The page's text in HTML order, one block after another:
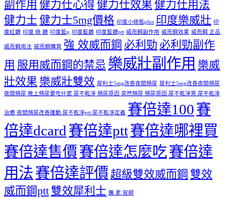
副作用 健力仕心得 健力仕效果 健力仕用法
健力士 健力士5mg價格 印度小綠瓶plus 印度樂威壯 印
度紅鑽 印度 綠 鑽 印度藍p 印度藍鑽 印度藍鑽ptt 威而鋼副作用 威而鋼效果 威而鋼 正品
威而鋼用法 威而鋼購買 強 效威而鋼 必利勁 必利勁副作
用 服用威而鋼的禁忌 樂威壯副作用 樂威
壯效果 樂威壯雙效 犀利士5mg改善夜間頻尿 犀利士5mg改善夜間頻尿
夜間頻尿 晚上頻尿要吃什麼 尿不乾淨 頻尿原因 突然頻尿 頻尿原因 尿不乾淨男 尿不乾淨
治療 夜間頻尿改善運動 尿不乾淨ptt 尿不乾淨定義 賽倍達100賽
倍達dcard 賽倍達ptt賽倍達哪裡買
賽倍達售價 賽倍達怎麼吃賽倍達
用法賽倍達評價 超級雙效威而鋼 雙效
威而鋼ptt 雙效犀利士 騰 素 官網